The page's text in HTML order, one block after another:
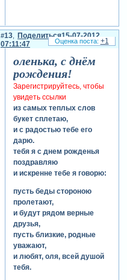
Поделиться
13
15-07-2012
07:11:47
оленька, с днём
рождения!
Зарегистрируйтесь, чтобы
увидеть ссылки
из самых теплых слов
букет сплетаю,
и с радостью тебе его
дарю.
тебя я с днем рожденья
поздравляю
и искренне тебе я говорю:
пусть беды стороною
пролетают,
и будут рядом верные
друзья,
пусть близкие, родные
уважают,
и любят, оля, всей душой
тебя.
+1